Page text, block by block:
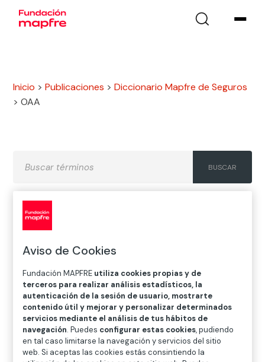
Inicio >Publicaciones >Diccionario Mapfre de Seguros
>OAA
H
J K
O
P Q R S T
U
V
W X Y Z
Diccionario de seguros
Aviso de Cookies
Fundación MAPFRE utiliza cookies propias y de
terceros para realizar análisis estadísticos, la
autenticación de la sesión de usuario, mostrarte
contenido útil y mejorar y personalizar determinados
servicios mediante el análisis de tus hábitos de
navegación. Puedes configurar estas cookies, pudiendo
en tal caso limitarse la navegación y servicios del sitio
web. Si aceptas las cookies estás consintiendo la